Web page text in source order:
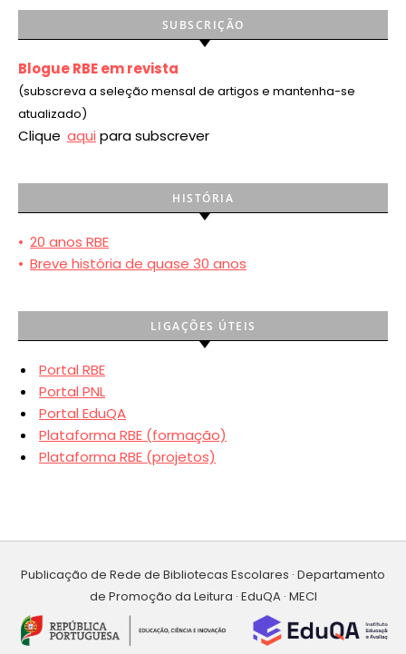
SUBSCRIÇÃO
Blogue RBE em revista
(subscreva a seleção mensal de artigos e mantenha-se
atualizado)
Clique aqui para subscrever
HISTÓRIA
• 20 anos RBE
• Breve história de quase 30 anos
LIGAÇÕES ÚTEIS
Portal RBE
Portal PNL
Portal EduQA
Plataforma RBE (formação)
Plataforma RBE (projetos)
Publicação de Rede de Bibliotecas Escolares · Departamento
de Promoção da Leitura · EduQA · MECI